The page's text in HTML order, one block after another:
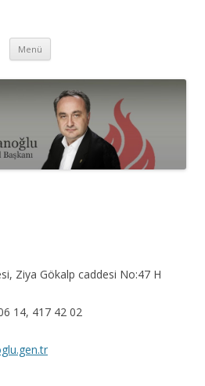
Menü İçeriğe
Ziya Gökalp caddesi No:47 H
14, 417 42 02